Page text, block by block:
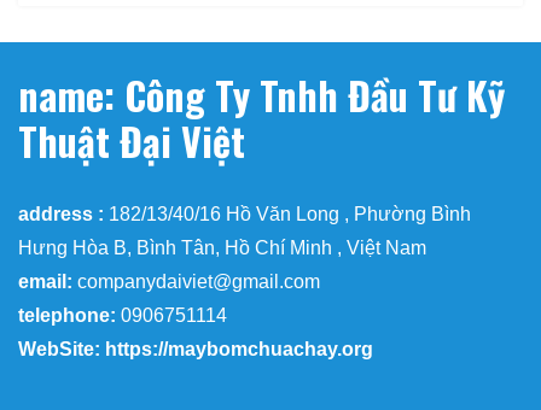
name: Công Ty Tnhh Đầu Tư Kỹ
Thuật Đại Việt
address : 182/13/40/16 Hồ Văn Long , Phường Bình
Hưng Hòa B, Bình Tân, Hồ Chí Minh , Việt Nam
email: companydaiviet@gmail.com
telephone: 0906751114
WebSite: https://maybomchuachay.org